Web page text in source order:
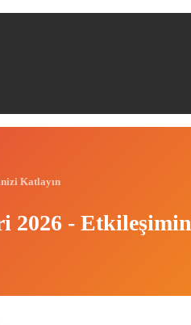
Katlayın
2026 -